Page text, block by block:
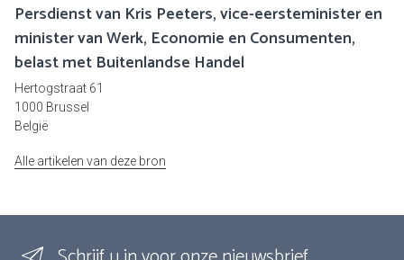
Persdienst van Kris Peeters, vice-eersteminister en
minister van Werk, Economie en Consumenten,
belast met Buitenlandse Handel
Hertogstraat 61
1000 Brussel
België
Alle artikelen van deze bron